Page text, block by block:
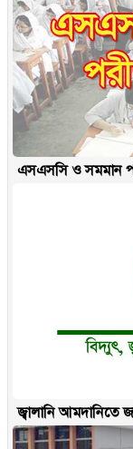
এসএসসি ও সমমান
জ্বালানি আমদানিতে